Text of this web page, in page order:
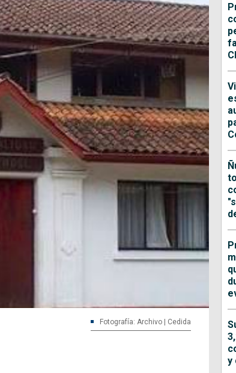
Fotografía: Archivo | Cedida
y